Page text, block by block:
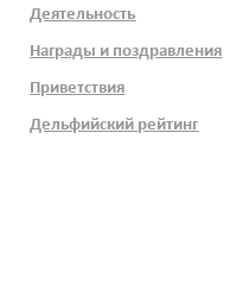
Деятельность
Награды и поздравления
Приветствия
Дельфийский рейтинг